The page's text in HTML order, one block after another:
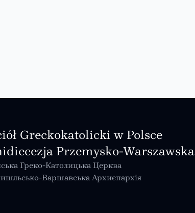
Greckokatolicki w Polsce
Przemysko-Warszawska
Греко-Католицька Церква
Варшавська Архиєпархія